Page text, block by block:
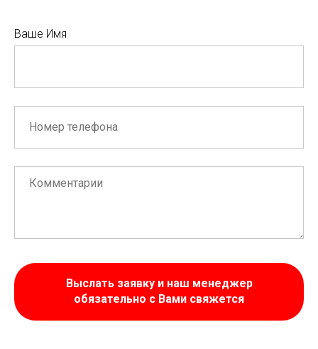
Ваше Имя
Выслать заявку и наш менеджер
обязательно с Вами свяжется